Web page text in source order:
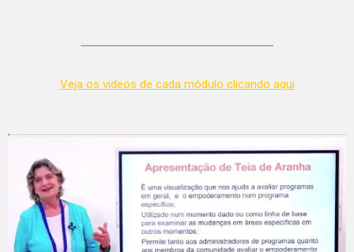
Veja os vídeos de cada módulo clicando aqui